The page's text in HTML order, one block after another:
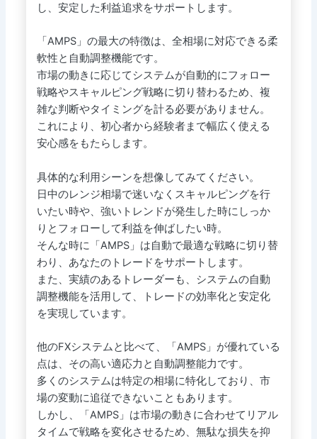
し、安定した利益追求をサポートします。
「AMPS」の最大の特徴は、全相場に対応できる柔
軟性と自動調整機能です。
市場の動きに応じてシステムが自動的にフォロー
戦略やスキャルピング戦略に切り替わるため、複
雑な判断やタイミングを計る必要がありません。
これにより、初心者から経験者まで幅広く使える
安心感をもたらします。
具体的な利用シーンを想像してみてください。
日中のレンジ相場で迷いなくスキャルピングを行
いたい時や、強いトレンドが発生した時にしっか
りとフォローして利益を伸ばしたい時。
そんな時に「AMPS」は自動で最適な戦略に切り替
わり、あなたのトレードをサポートします。
また、実績のあるトレーダーも、システムの自動
調整機能を活用して、トレードの効率化と安定化
を実現しています。
他のFXシステムと比べて、「AMPS」が優れている
点は、その高い適応力と自動調整能力です。
多くのシステムは特定の相場に特化しており、市
場の変動に追従できないこともあります。
しかし、「AMPS」は市場の動きに合わせてリアル
タイムで戦略を変化させるため、無駄な損失を抑